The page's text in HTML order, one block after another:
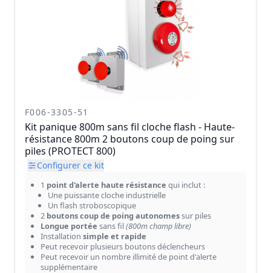
F006-3305-51
Kit panique 800m sans fil cloche flash - Haute-
résistance 800m 2 boutons coup de poing sur
piles (PROTECT 800)
Configurer ce kit
1 point d'alerte haute résistance qui inclut :
Une puissante cloche industrielle
Un flash stroboscopique
2 boutons coup de poing autonomessur piles
Longue portée sans fil(800m champ libre)
Installation simple et rapide
Peut recevoir plusieurs boutons déclencheurs
Peut recevoir un nombre illimité de point d'alerte
supplémentaire